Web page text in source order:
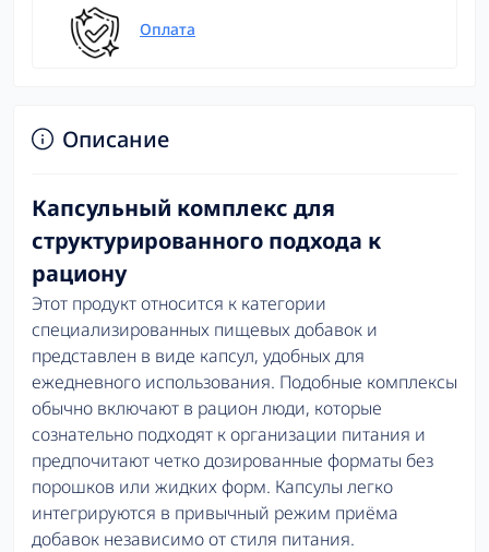
Оплата
Описание
Капсульный комплекс для
структурированного подхода к
рациону
Этот продукт относится к категории
специализированных пищевых добавок и
представлен в виде капсул, удобных для
ежедневного использования. Подобные комплексы
обычно включают в рацион люди, которые
сознательно подходят к организации питания и
предпочитают четко дозированные форматы без
порошков или жидких форм. Капсулы легко
интегрируются в привычный режим приёма
добавок независимо от стиля питания.